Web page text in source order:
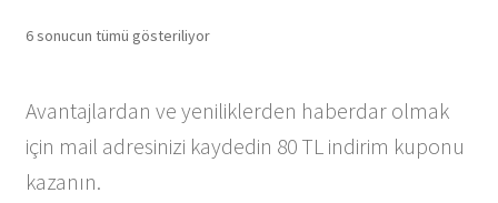
6 sonucun tümü gösteriliyorEn
sıralandı
Avantajlardan ve yeniliklerden haberdar olmak
için mail adresinizi kaydedin 80 TL indirim kuponu
kazanın.